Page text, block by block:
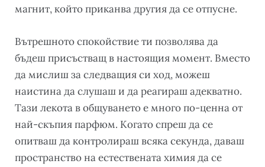
магнит, който приканва другия да се отпусне.
Вътрешното спокойствие ти позволява да
бъдеш присъстващ в настоящия момент. Вместо
да мислиш за следващия си ход, можеш
наистина да слушаш и да реагираш адекватно.
Тази лекота в общуването е много по-ценна от
най-скъпия парфюм. Когато спреш да се
опитваш да контролираш всяка секунда, даваш
пространство на естествената химия да се